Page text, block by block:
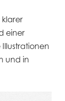
einer
und in